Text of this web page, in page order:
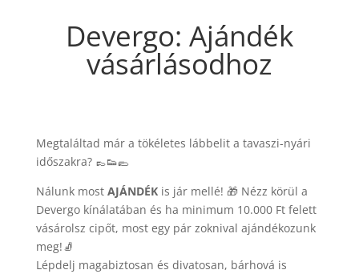
Devergo: Ajándék
vásárlásodhoz
Megtaláltad már a tökéletes lábbelit a tavaszi-nyári
időszakra? 👞👟🥿
Nálunk most AJÁNDÉK is jár mellé! 🎁 Nézz körül a
Devergo kínálatában és ha minimum 10.000 Ft felett
vásárolsz cipőt, most egy pár zoknival ajándékozunk
meg!🧦
Lépdelj magabiztosan és divatosan, bárhová is